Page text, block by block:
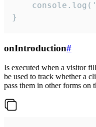
}
onIntroduction#
Is executed when a visitor
be used to track whether a
pass them in other forms on